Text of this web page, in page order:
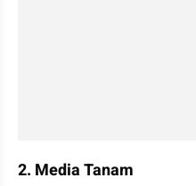
2. Media Tanam